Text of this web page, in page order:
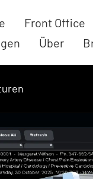
Front Office
Über